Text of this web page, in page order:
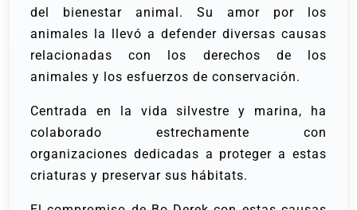
del bienestar animal. Su amor por los
animales la llevó a defender diversas causas
relacionadas con los derechos de los
animales y los esfuerzos de conservación.
Centrada en la vida silvestre y marina, ha
colaborado estrechamente con
organizaciones dedicadas a proteger a estas
criaturas y preservar sus hábitats.